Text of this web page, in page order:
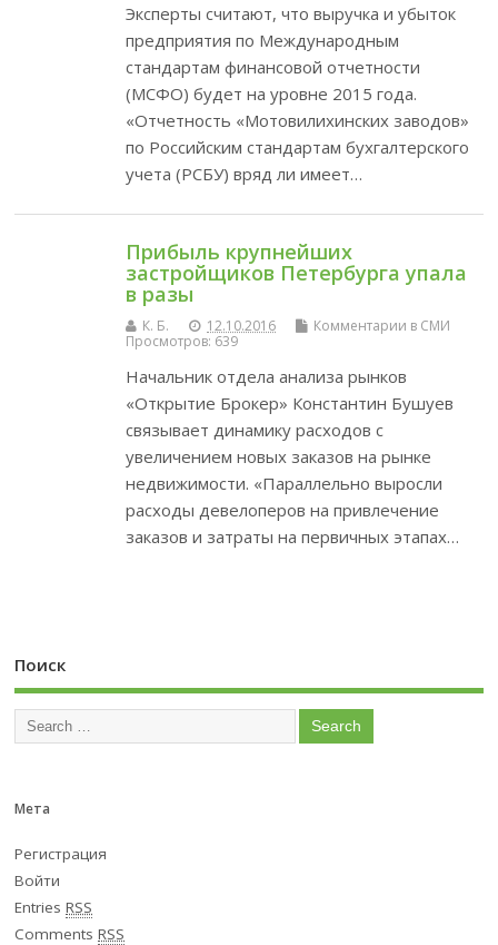
Эксперты считают, что выручка и убыток
предприятия по Международным
стандартам финансовой отчетности
(МСФО) будет на уровне 2015 года.
«Отчетность «Мотовилихинских заводов»
по Российским стандартам бухгалтерского
учета (РСБУ) вряд ли имеет…
Прибыль крупнейших
застройщиков Петербурга упала
в разы
К. Б. 12.10.2016
Комментарии в СМИ
Просмотров: 639
Начальник отдела анализа рынков
«Открытие Брокер» Константин Бушуев
связывает динамику расходов с
увеличением новых заказов на рынке
недвижимости. «Параллельно выросли
расходы девелоперов на привлечение
заказов и затраты на первичных этапах…
Поиск
Мета
Регистрация
Войти
EntriesRSS
CommentsRSS